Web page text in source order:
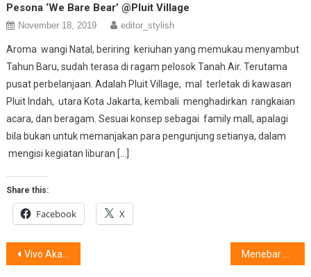
Pesona ‘We Bare Bear’ @Pluit Village
November 18, 2019 editor_stylish
Aroma wangi Natal, beriring keriuhan yang memukau menyambut
Tahun Baru, sudah terasa di ragam pelosok Tanah Air. Terutama
pusat perbelanjaan. Adalah Pluit Village, mal terletak di kawasan
Pluit Indah, utara Kota Jakarta, kembali menghadirkan rangkaian
acara, dan beragam. Sesuai konsep sebagai family mall, apalagi
bila bukan untuk memanjakan para pengunjung setianya, dalam
mengisi kegiatan liburan […]
Share this:
Facebook X
Post
Vivo Akan Luncurkan V9 di Candi Borobudur